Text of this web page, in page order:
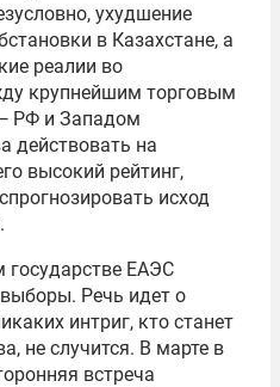
ухудшение
в Казахстане, а
реалии во
крупнейшим торговым
РФ и Западом
действовать на
высокий рейтинг,
исход
государстве ЕАЭС
Речь идет о
интриг, кто станет
не случится. В марте в
встреча